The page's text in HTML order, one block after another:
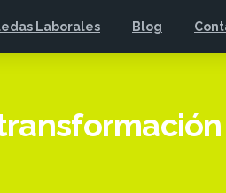
Laborales Blog